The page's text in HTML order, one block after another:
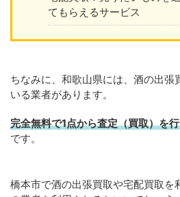
てもらえるサービス
ちなみに、和歌山県には、酒の出張
いる業者があります。
完全無料で1点から査定（買取）を
です。
橋本市で酒の出張買取や宅配買取を